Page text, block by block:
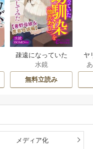
疎遠になっていた
幼馴染（彼氏あ
り）をセフレにし
てみた
水鏡
無料立読み
ヤ
メディア化